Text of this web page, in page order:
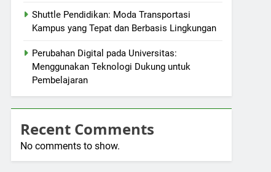
Shuttle Pendidikan: Moda Transportasi
Kampus yang Tepat dan Berbasis Lingkungan
Perubahan Digital pada Universitas:
Menggunakan Teknologi Dukung untuk
Pembelajaran
Recent Comments
No comments to show.